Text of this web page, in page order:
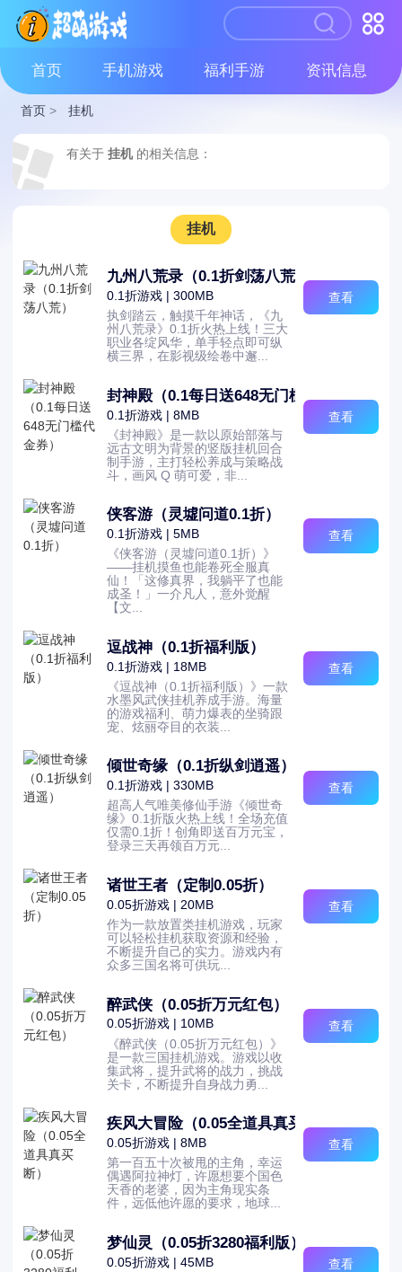
首页 手机游戏 福利手游 资讯信息
首页 > 挂机
有关于挂机的相关信息：
挂机
九州八荒录（0.1折剑荡八荒）
0.1折游戏 | 300MB
执剑踏云，触摸千年神话，《九
州八荒录》0.1折火热上线！三大
职业各绽风华，单手轻点即可纵
横三界，在影视级绘卷中邂...
查看
封神殿（0.1每日送648无门槛代金券）
0.1折游戏 | 8MB
《封神殿》是一款以原始部落与
远古文明为背景的竖版挂机回合
制手游，主打轻松养成与策略战
斗，画风 Q 萌可爱，非...
查看
侠客游（灵墟问道0.1折）
0.1折游戏 | 5MB
《侠客游（灵墟问道0.1折）》
——挂机摸鱼也能卷死全服真
仙！「这修真界，我躺平了也能
成圣！」一介凡人，意外觉醒
【文...
查看
逗战神（0.1折福利版）
0.1折游戏 | 18MB
《逗战神（0.1折福利版）》一款
水墨风武侠挂机养成手游。海量
的游戏福利、萌力爆表的坐骑跟
宠、炫丽夺目的衣装...
查看
倾世奇缘（0.1折纵剑逍遥）
0.1折游戏 | 330MB
超高人气唯美修仙手游《倾世奇
缘》0.1折版火热上线！全场充值
仅需0.1折！创角即送百万元宝，
登录三天再领百万元...
查看
诸世王者（定制0.05折）
0.05折游戏 | 20MB
作为一款放置类挂机游戏，玩家
可以轻松挂机获取资源和经验，
不断提升自己的实力。游戏内有
众多三国名将可供玩...
查看
醉武侠（0.05折万元红包）
0.05折游戏 | 10MB
《醉武侠（0.05折万元红包）》
是一款三国挂机游戏。游戏以收
集武将，提升武将的战力，挑战
关卡，不断提升自身战力勇...
查看
疾风大冒险（0.05全道具真买断）
0.05折游戏 | 8MB
第一百五十次被甩的主角，幸运
偶遇阿拉神灯，许愿想要个国色
天香的老婆，因为主角现实条
件，远低他许愿的要求，地球...
查看
梦仙灵（0.05折3280福利版）
0.05折游戏 | 45MB
查看